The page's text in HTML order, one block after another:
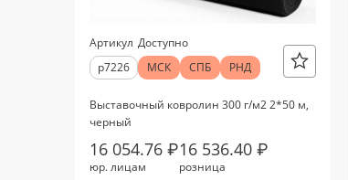
Артикул
р7226
Доступно
МСК
СПБ РНД
Выставочный ковролин 300 г/м2 2*50 м,
черный
16 054.76 ₽
юр. лицам
16 536.40 ₽
розница